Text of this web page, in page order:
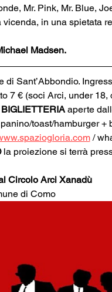
Mr. Pink, Mr. Blue,
in una spietata
Madsen.
di Sant’Abbondio.
7 € (soci Arci, under 18,
aperte
toast/hamburger +
/
la proiezione si terrà
Circolo Arci Xanadù
di Como